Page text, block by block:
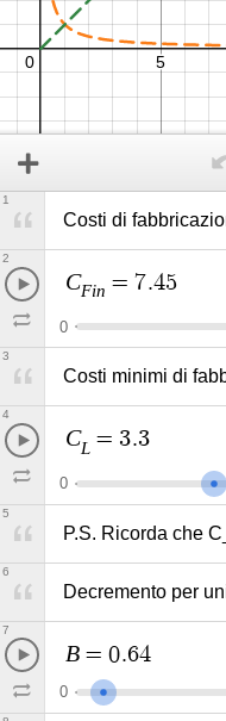
Costi di
1
CFin = 7.45
0
2
Costi minimi di
3
CL = 3.3
0
4
P.S. Ricorda che
5
Decremento per
6
B = 0.64
0
7